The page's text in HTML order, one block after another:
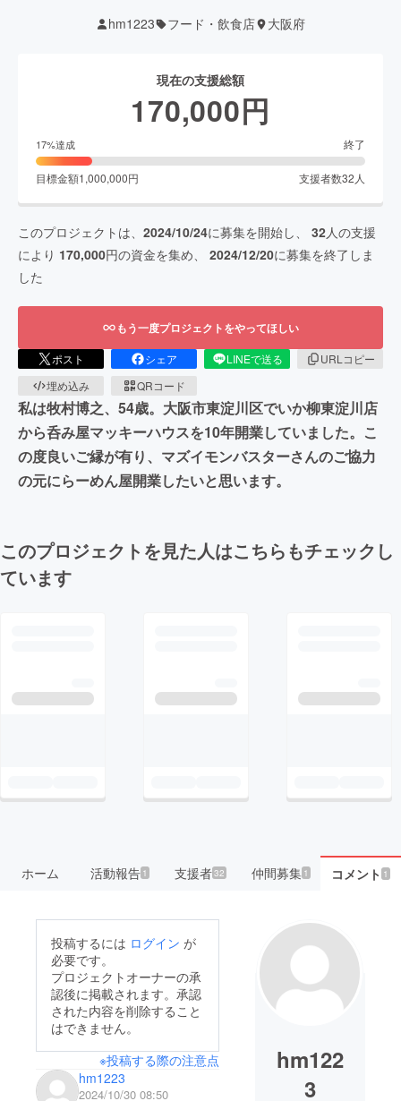
hm1223 フード・飲食店 大阪府
現在の支援総額
170,000円
17%達成 終了
目標金額1,000,000円 支援者数32 人
このプロジェクトは、 2024/10/24に募集を開始し、 32人の支援
により 170,000円の資金を集め、 2024/12/20に募集を終了しま
した
もう一度プロジェクトをやってほしい
ポスト シェア LINEで送る
URLコピー
埋め込み
QRコード
私は牧村博之、54歳。大阪市東淀川区でいか柳東淀川店
から呑み屋マッキーハウスを10年開業していました。こ
の度良いご縁が有り、マズイモンバスターさんのご協力
の元にらーめん屋開業したいと思います。
このプロジェクトを見た人はこちらもチェックし
ています
ホーム 活動報告1 支援者32 仲間募集 1 コメント 1
投稿するには ログイン が
必要です。
プロジェクトオーナーの承
認後に掲載されます。承認
された内容を削除すること
はできません。
※投稿する際の注意点
hm1223
2024/10/30 08:50
hm122
3